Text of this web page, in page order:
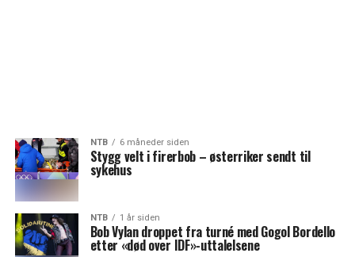
NTB 6 måneder siden
Stygg velt i firerbob – østerriker sendt til
sykehus
NTB 1 år siden
Bob Vylan droppet fra turné med Gogol Bordello
etter «død over IDF»-uttalelsene